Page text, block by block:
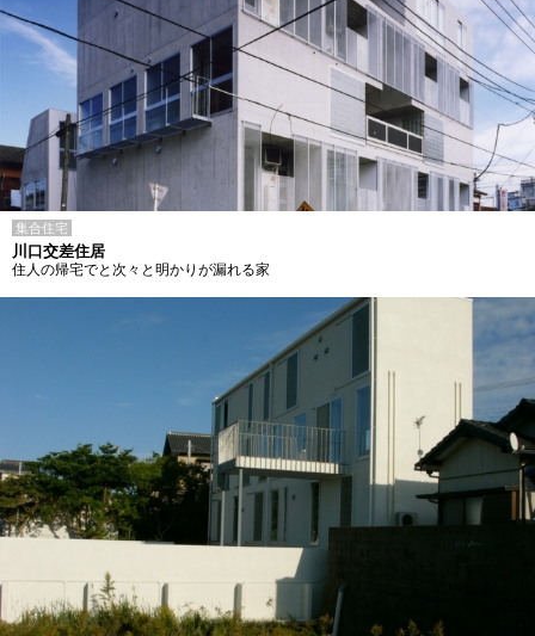
集合住宅
川口交差住居
住人の帰宅でと次々と明かりが漏れる家